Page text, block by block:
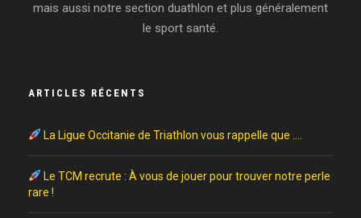
mais aussi notre section duathlon et plus généralement
le sport santé.
ARTICLES RÉCENTS
La Ligue Occitanie de Triathlon vous rappelle que ….
Le TCM recrute : À vous de jouer pour trouver notre perle
rare !